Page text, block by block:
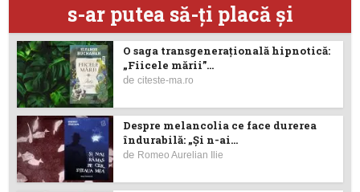
s-ar putea să-ţi placă şi
O saga transgenerațională hipnotică:
„Fiicele mării”...
deciteste-ma.ro
Despre melancolia ce face durerea
îndurabilă: „Și n-ai...
de Romeo Aurelian Ilie